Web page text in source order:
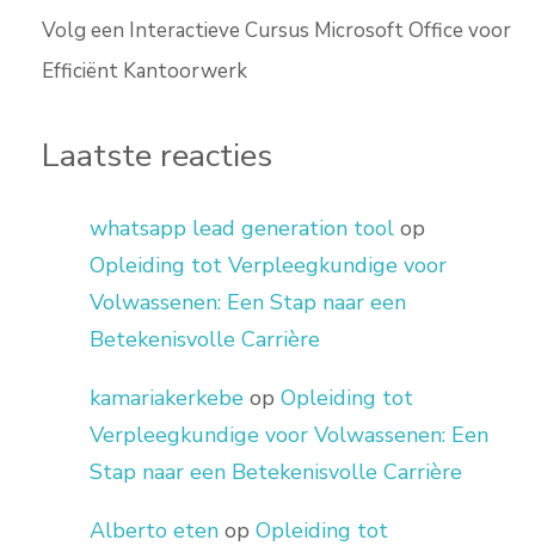
Volg een Interactieve Cursus Microsoft Office voor
Efficiënt Kantoorwerk
Laatste reacties
whatsapp lead generation tool op
Opleiding tot Verpleegkundige voor
Volwassenen: Een Stap naar een
Betekenisvolle Carrière
kamariakerkebe op Opleiding tot
Verpleegkundige voor Volwassenen: Een
Stap naar een Betekenisvolle Carrière
Alberto eten op Opleiding tot